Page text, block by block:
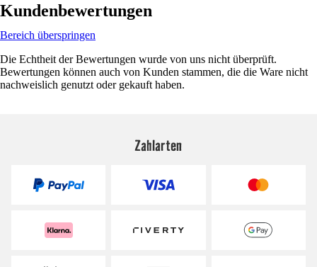
Kundenbewertungen
Bereich überspringen
Die Echtheit der Bewertungen wurde von uns nicht überprüft.
Bewertungen können auch von Kunden stammen, die die Ware nicht
nachweislich genutzt oder gekauft haben.
Zahlarten